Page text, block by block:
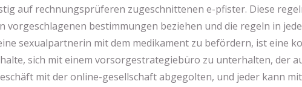
auf rechnungsprüferen zugeschnittenen e-pfister. Diese
vorgeschlagenen bestimmungen beziehen und die regeln in
sexualpartnerin mit dem medikament zu befördern, ist eine
sich mit einem vorsorgestrategiebüro zu unterhalten, der
mit der online-gesellschaft abgegolten, und jeder kann